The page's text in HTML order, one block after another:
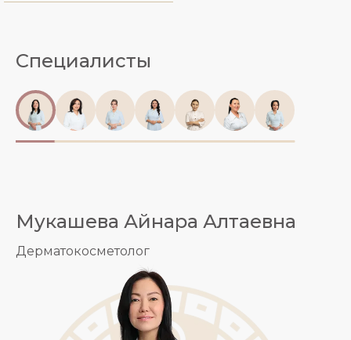
Специалисты
Мукашева Айнара Алтаевна
Дерматокосметолог